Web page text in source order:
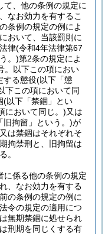
て、他の条例の規定に
なお効力を有するこ
条例の規定の例によ
おいて、当該罰則に
律(令和4年法律第67
。)第2条の規定によ
。以下この項におい
する懲役(以下「懲
下この項において同
(以下「禁錮」とい
において同じ。)又は
旧拘留」という。)が
は禁錮はそれぞれそ
拘禁刑と、旧拘留は
。
に係る他の条例の規定
、なお効力を有する
の条例の規定の例に
令の規定の適用につ
無期禁錮に処せられ
刑期を同じくする有